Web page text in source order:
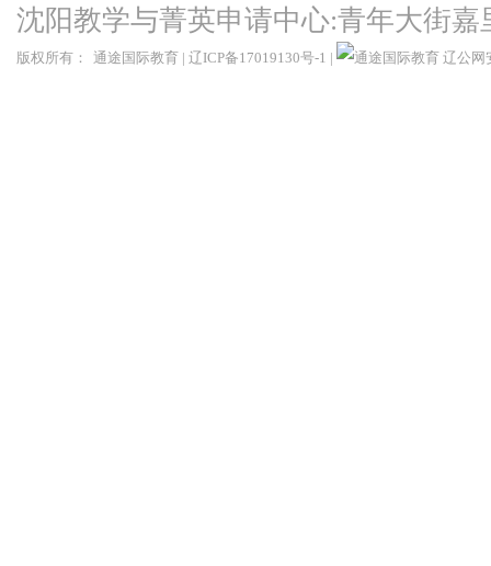
沈阳教学与菁英申请中心:青年大街
版权所有： 通途国际教育 | 辽ICP备17019130号-1 | 辽公网